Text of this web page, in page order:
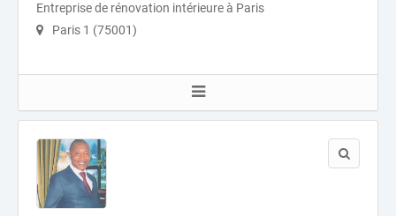
Entreprise de rénovation intérieure à Paris
Paris 1 (75001)